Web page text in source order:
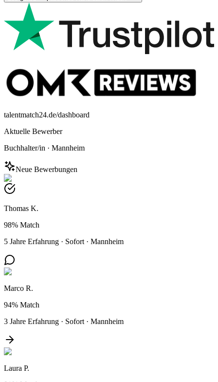
talentmatch24.de/dashboard
Aktuelle Bewerber
Buchhalter/in · Mannheim
Neue Bewerbungen
Thomas K.
98% Match
5 Jahre Erfahrung · Sofort · Mannheim
Marco R.
94% Match
3 Jahre Erfahrung · Sofort · Mannheim
Laura P.